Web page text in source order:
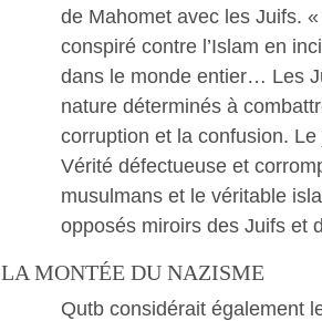
de Mahomet avec les Juifs.
conspiré contre l’Islam en
dans le monde entier… Les
nature déterminés à
corruption et la confusion.
Vérité défectueuse et
musulmans et le véritable
opposés miroirs des Juifs et
LA MONTÉE DU NAZISME
Qutb considérait également